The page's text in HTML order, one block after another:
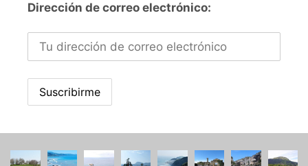
Dirección de correo electrónico: